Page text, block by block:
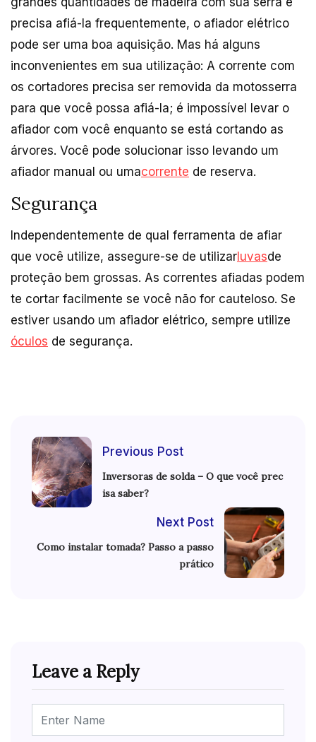
precisa afiá-la frequentemente, o afiador elétrico
pode ser uma boa aquisição. Mas há alguns
inconvenientes em sua utilização: A corrente com
os cortadores precisa ser removida da motosserra
para que você possa afiá-la; é impossível levar o
afiador com você enquanto se está cortando as
árvores. Você pode solucionar isso levando um
afiador manual ou umacorrente de reserva.
Segurança
Independentemente de qual ferramenta de afiar
que você utilize, assegure-se de utilizar luvasde
proteção bem grossas. As correntes afiadas podem
te cortar facilmente se você não for cauteloso. Se
estiver usando um afiador elétrico, sempre utilize
óculos de segurança.
Previous Post
Inversoras de solda – O que você prec
isa saber?
Next Post
Como instalar tomada? Passo a passo
prático
Leave a Reply